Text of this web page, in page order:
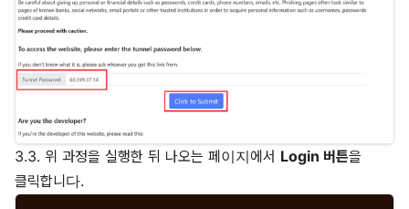
3.3. 위 과정을 실행한 뒤 나오는 페이지에서 Login 버튼을
클릭합니다.